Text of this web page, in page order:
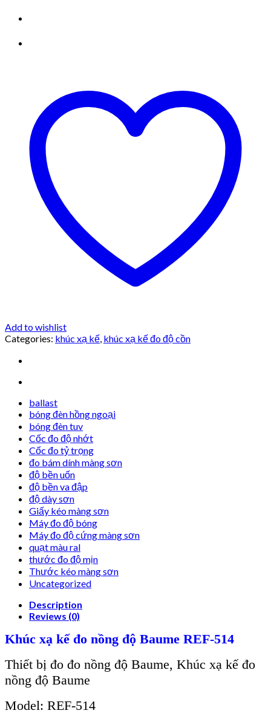
Add to wishlist
Categories: khúc xạ kế khúc xạ kế đo độ cồn
ballast
bóng đèn hồng ngoại
bóng đèn tuv
Cốc đo độ nhớt
Cốc đo tỷ trọng
đo bám dính màng sơn
độ bền uốn
độ bền va đập
độ dày sơn
Giấy kéo màng sơn
Máy đo độ bóng
Máy đo độ cứng màng sơn
quạt màu ral
thước đo độ mịn
Thước kéo màng sơn
Uncategorized
Description
Reviews (0)
Khúc xạ kế đo nồng độ Baume REF-514
Thiết bị đo đo nồng độ Baume, Khúc xạ kế đo
nồng độ Baume
Model: REF-514